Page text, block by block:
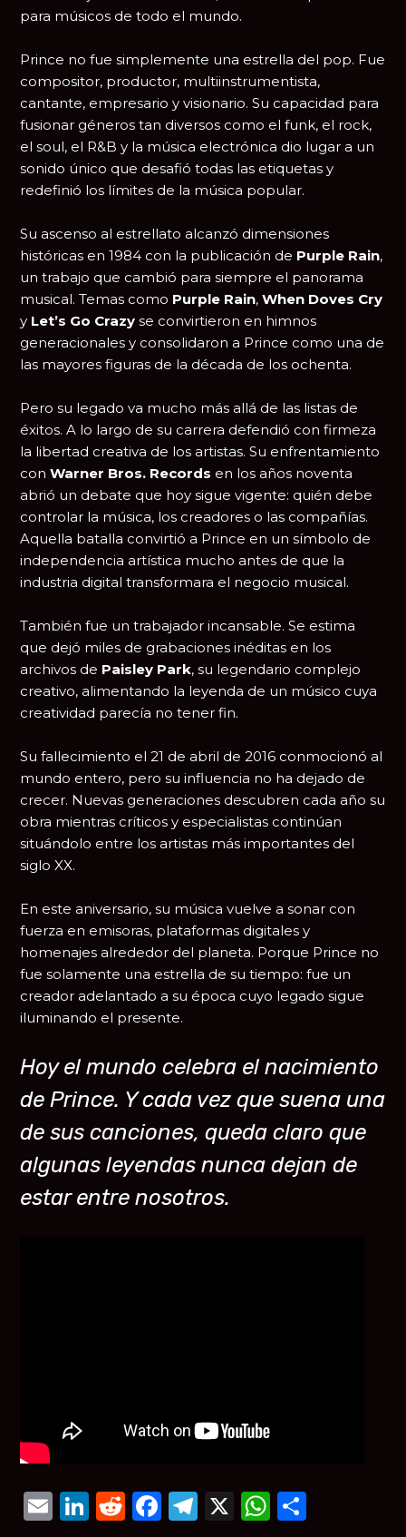
para músicos de todo el mundo.
Prince no fue simplemente una estrella del pop. Fue
compositor, productor, multiinstrumentista,
cantante, empresario y visionario. Su capacidad para
fusionar géneros tan diversos como el funk, el rock,
el soul, el R&B y la música electrónica dio lugar a un
sonido único que desafió todas las etiquetas y
redefinió los límites de la música popular.
Su ascenso al estrellato alcanzó dimensiones
históricas en 1984 con la publicación de Purple Rain,
un trabajo que cambió para siempre el panorama
musical. Temas como Purple Rain,When Doves Cry
y Let’s Go Crazy se convirtieron en himnos
generacionales y consolidaron a Prince como una de
las mayores figuras de la década de los ochenta.
Pero su legado va mucho más allá de las listas de
éxitos. A lo largo de su carrera defendió con firmeza
la libertad creativa de los artistas. Su enfrentamiento
conWarner Bros. Records en los años noventa
abrió un debate que hoy sigue vigente: quién debe
controlar la música, los creadores o las compañías.
Aquella batalla convirtió a Prince en un símbolo de
independencia artística mucho antes de que la
industria digital transformara el negocio musical.
También fue un trabajador incansable. Se estima
que dejó miles de grabaciones inéditas en los
archivos de Paisley Park, su legendario complejo
creativo, alimentando la leyenda de un músico cuya
creatividad parecía no tener fin.
Su fallecimiento el 21 de abril de 2016 conmocionó al
mundo entero, pero su influencia no ha dejado de
crecer. Nuevas generaciones descubren cada año su
obra mientras críticos y especialistas continúan
situándolo entre los artistas más importantes del
siglo XX.
En este aniversario, su música vuelve a sonar con
fuerza en emisoras, plataformas digitales y
homenajes alrededor del planeta. Porque Prince no
fue solamente una estrella de su tiempo: fue un
creador adelantado a su época cuyo legado sigue
iluminando el presente.
Hoy el mundo celebra el nacimiento
de Prince. Y cada vez que suena una
de sus canciones, queda claro que
algunas leyendas nunca dejan de
estar entre nosotros.
Email
LinkedIn
Reddit
Facebook
Telegram
X